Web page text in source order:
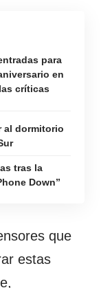
para
en
críticas
al dormitorio
tras la
Down”
que
estas